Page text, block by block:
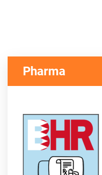
Pharma